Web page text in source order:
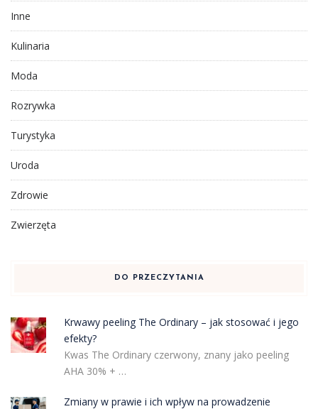
Inne
Kulinaria
Moda
Rozrywka
Turystyka
Uroda
Zdrowie
Zwierzęta
DO PRZECZYTANIA
Krwawy peeling The Ordinary – jak stosować i jego
efekty?
Kwas The Ordinary czerwony, znany jako peeling
AHA 30% + …
Zmiany w prawie i ich wpływ na prowadzenie